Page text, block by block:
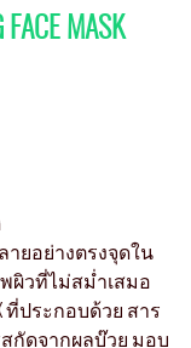
FACE MASK
ยอย่างตรงจุดใน
ผิวที่ไม่สม่ำเสมอ
ที่ประกอบด้วย สาร
กัดจากผลบ๊วย มอบ